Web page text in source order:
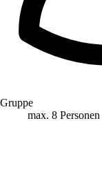
Gruppe
max. 8 Personen